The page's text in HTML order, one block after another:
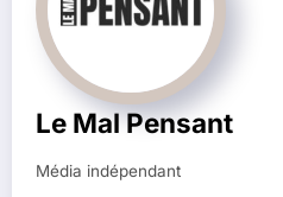
Le Mal Pensant
Média indépendant